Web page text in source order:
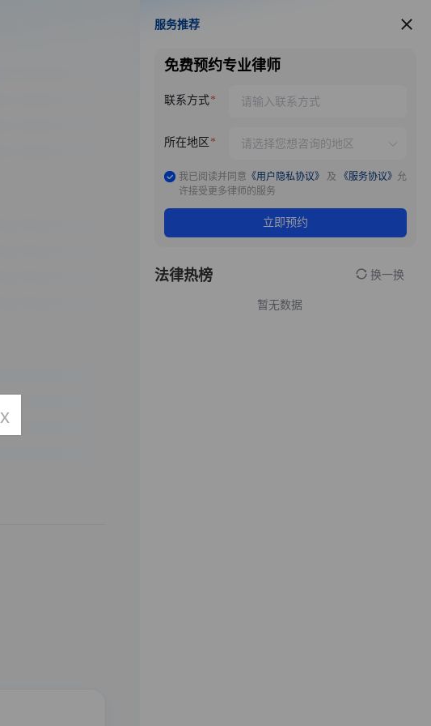
服务推荐
服务推荐
免费预约专业律师
联系方式
所在地区
我已阅读并同意 《用户隐私协议》 及 《服务协议》 允
许接受更多律师的服务
立即预约
法律热榜 换一换
暂无数据
x